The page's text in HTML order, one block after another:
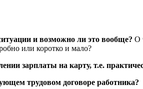
и возможно ли это вообще? О
или коротко и мало?
зарплаты на карту, т.е.
трудовом договоре работника?